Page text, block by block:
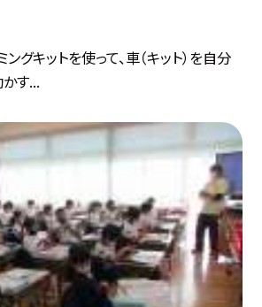
グキットを使って、車（キット）を自分
す...